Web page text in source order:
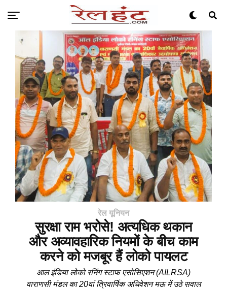
रेल यूनियन
सुरक्षा राम भरोसे! अत्यधिक थकान
और अव्यावहारिक नियमों के बीच काम
करने को मजबूर हैं लोको पायलट
आल इंडिया लोको रनिंग स्टाफ एसोसिएशन (AILRSA)
वाराणसी मंडल का 20वां त्रिवार्षिक अधिवेशन मऊ में उठे सवाल